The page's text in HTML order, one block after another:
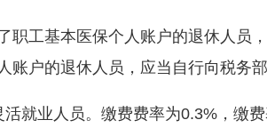
工基本医保个人账户的退休人员，
账户的退休人员，应当自行向税务
业人员。缴费费率为0.3%，缴费